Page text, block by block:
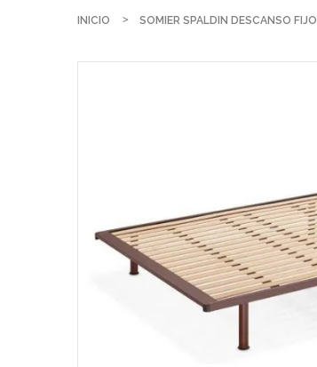
INICIO SOMIER SPALDIN DESCANSO FIJO